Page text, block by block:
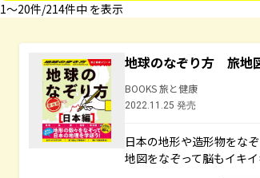
1〜20件/214件中 を表示
地球のなぞり方 旅
BOOKS 旅と健康
2022.11.25 発売
日本の地形や造形物をな
地図をなぞって脳もイキイ